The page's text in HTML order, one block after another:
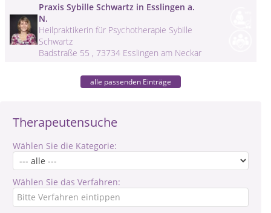
Therapeutensuche
Wählen Sie die Kategorie:
Wählen Sie das Verfahren:
Praxis Sybille Schwartz in Esslingen a.
N.
Heilpraktikerin für Psychotherapie Sybille
Schwartz
Badstraße 55 , 73734 Esslingen am Neckar
alle passenden Einträge